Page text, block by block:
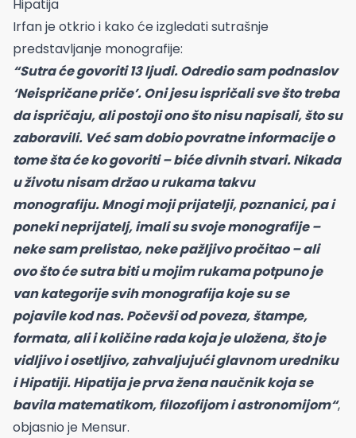
Hipatija
Irfan je otkrio i kako će izgledati sutrašnje
predstavljanje monografije:
“Sutra će govoriti 13 ljudi. Odredio sam podnaslov
‘Neispričane priče’. Oni jesu ispričali sve što treba
da ispričaju, ali postoji ono što nisu napisali, što su
zaboravili. Već sam dobio povratne informacije o
tome šta će ko govoriti – biće divnih stvari. Nikada
u životu nisam držao u rukama takvu
monografiju. Mnogi moji prijatelji, poznanici, pa i
poneki neprijatelj, imali su svoje monografije –
neke sam prelistao, neke pažljivo pročitao – ali
ovo što će sutra biti u mojim rukama potpuno je
van kategorije svih monografija koje su se
pojavile kod nas. Počevši od poveza, štampe,
formata, ali i količine rada koja je uložena, što je
vidljivo i osetljivo, zahvaljujući glavnom uredniku
i Hipatiji. Hipatija je prva žena naučnik koja se
bavila matematikom, filozofijom i astronomijom“,
objasnio je Mensur.